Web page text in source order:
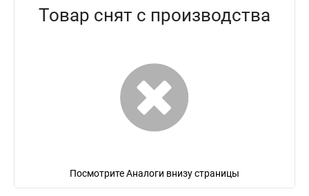
Товар снят с производства
Посмотрите Аналоги внизу страницы